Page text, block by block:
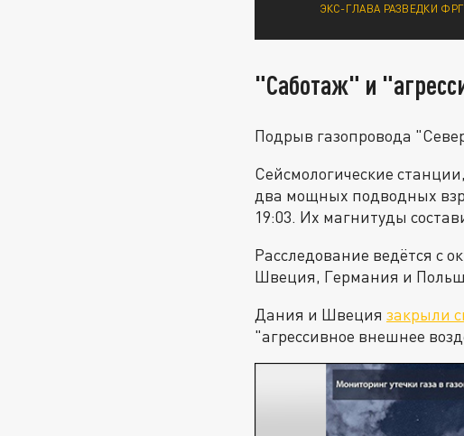
ЭКС-ГЛАВА РАЗВЕДКИ
"Саботаж" и
Подрыв газопровода
Сейсмологические
два мощных подводных
19:03. Их магнитуды
Расследование ведётся с
Швеция, Германия и
Дания и Швеция закрыли
"агрессивное внешнее